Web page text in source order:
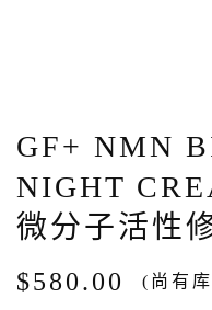
GF+ NMN
NIGHT
微分子活性
$580.00 (尚有